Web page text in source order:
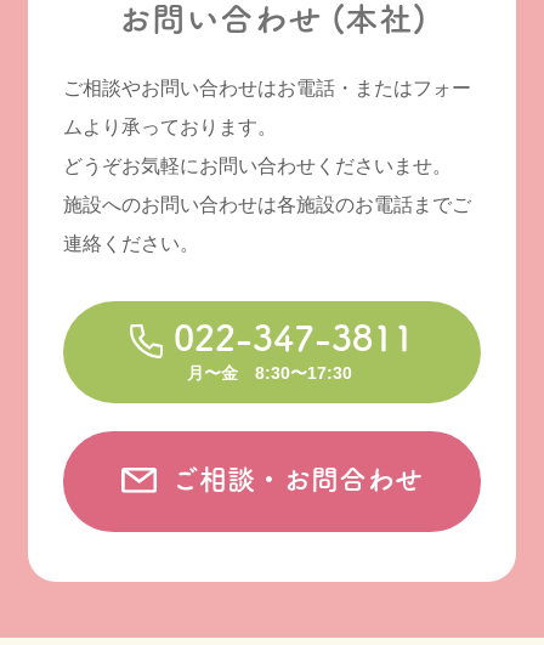
お問い合わせ (本社)
ご相談やお問い合わせはお電話・またはフォー
ムより承っております。
どうぞお気軽にお問い合わせくださいませ。
施設へのお問い合わせは各施設のお電話までご
連絡ください。
022-347-3811
月〜金 8:30〜17:30
ご相談・お問合わせ